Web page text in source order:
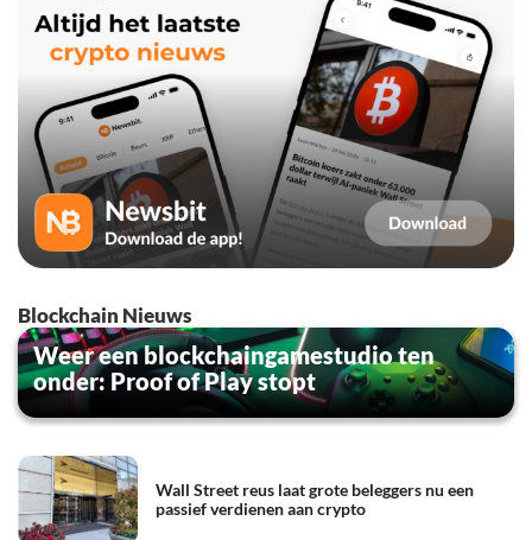
Blockchain Nieuws
Weer een blockchaingamestudio ten
onder: Proof of Play stopt
Wall Street reus laat grote beleggers nu een
passief verdienen aan crypto